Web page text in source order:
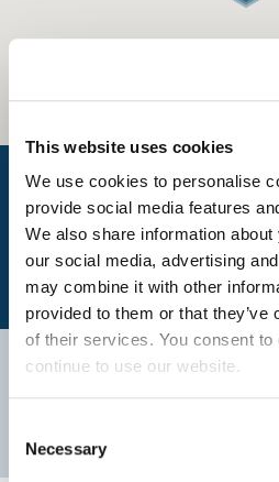
This website uses cookies
We use cookies to personalise
provide social media features
We also share information
our social media, advertising
may combine it with other
provided to them or that
of their services. You consent
continue to use our website.
Selection
Necessary
Quel est mon itinéraire ?
Notre